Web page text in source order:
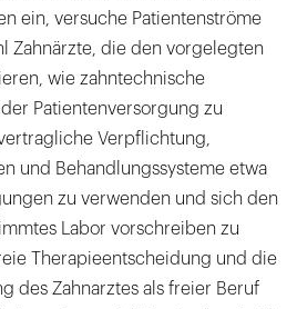
ein, versuche Patientenströme
Zahnärzte, die den vorgelegten
wie zahntechnische
Patientenversorgung zu
Verpflichtung,
und Behandlungssysteme etwa
zu verwenden und sich den
Labor vorschreiben zu
Therapieentscheidung und die
des Zahnarztes als freier Beruf